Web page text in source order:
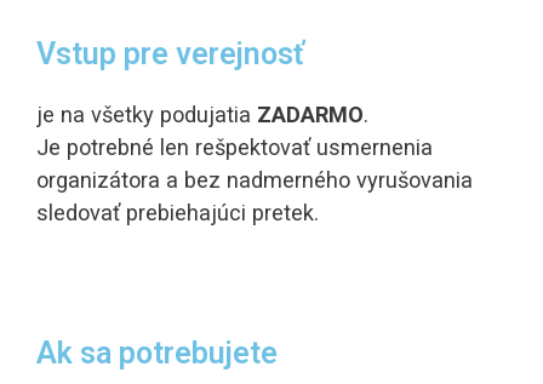
Vstup pre verejnosť
je na všetky podujatia ZADARMO.
Je potrebné len rešpektovať usmernenia
organizátora a bez nadmerného vyrušovania
sledovať prebiehajúci pretek.
Ak sa potrebujete